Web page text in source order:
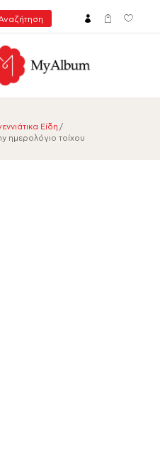
Είδη /
ημερολόγιο τοίχου